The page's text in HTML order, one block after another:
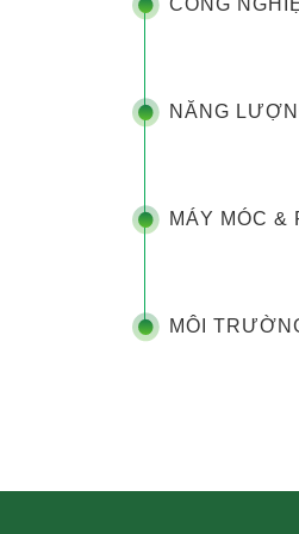
CÔNG
NĂNG
MÁY MÓC &
MÔI